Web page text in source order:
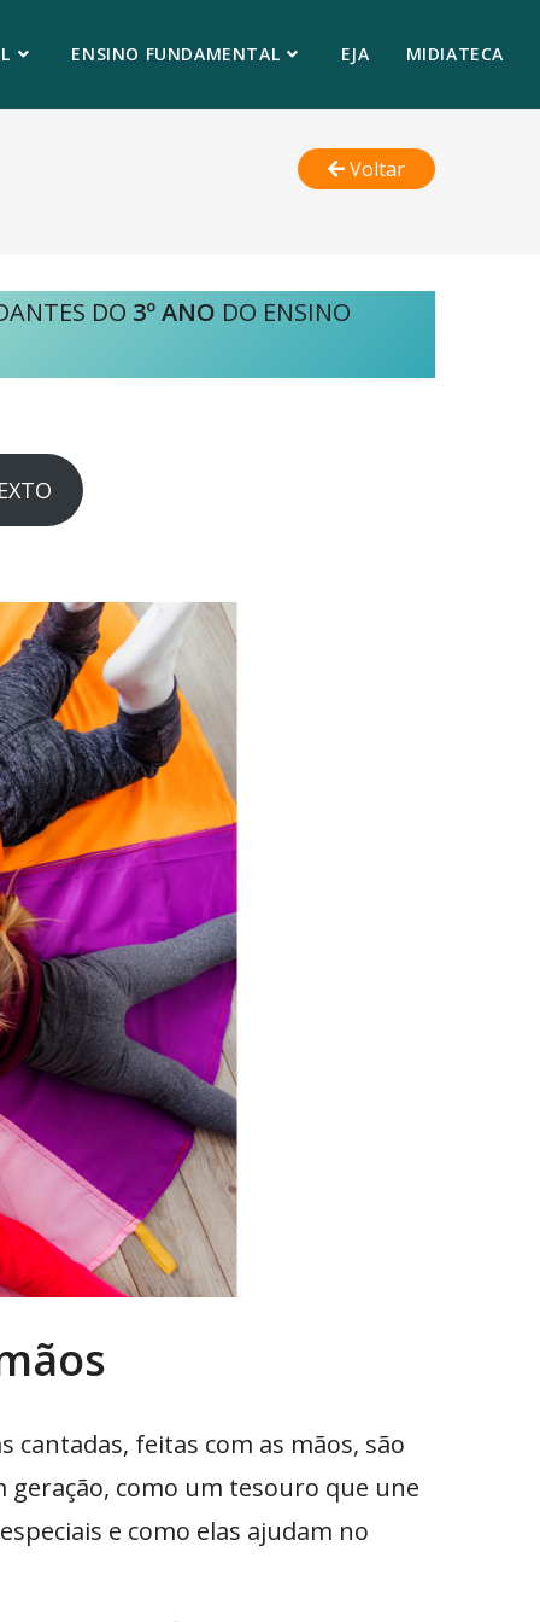
ENSINO FUNDAMENTAL EJA MIDIATECA
Voltar
DO 3º ANO DO ENSINO
cantadas, feitas com as mãos, são
geração, como um tesouro que une
e como elas ajudam no